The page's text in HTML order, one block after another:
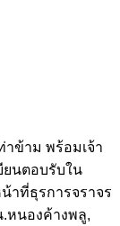
ข้าม พร้อมเจ้า
ยนตอบรับใน
าที่ธุรการจราจร
หนองค้างพลู,